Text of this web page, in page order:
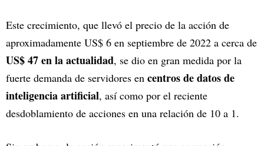
Este crecimiento, que llevó el precio de la acción de
aproximadamente US$ 6 en septiembre de 2022 a cerca de
US$ 47 en la actualidad, se dio en gran medida por la
fuerte demanda de servidores en centros de datos de
inteligencia artificial, así como por el reciente
desdoblamiento de acciones en una relación de 10 a 1.